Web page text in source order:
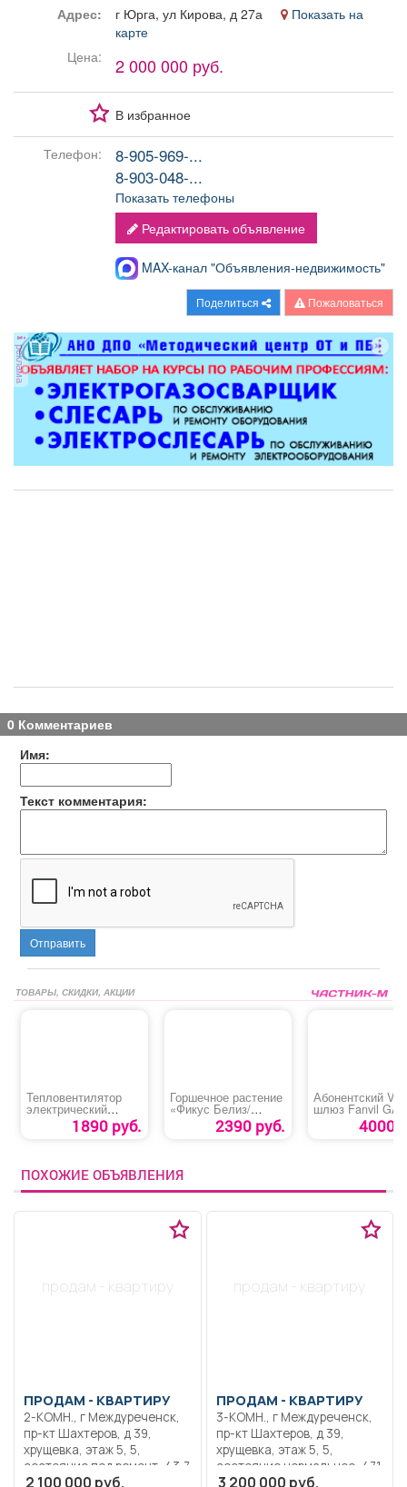
Адрес:
г Юрга, ул Кирова, д 27а
Показать на
карте
Цена:
2 000 000 руб.
В избранное
Телефон:
8-905-969-...
8-903-048-...
Показать телефоны
Редактировать объявление
MAX-канал "Объявления-недвижимость"
Поделиться Пожаловаться
реклама
0 Комментариев
Имя:
Текст комментария:
Отправить
ТОВАРЫ, СКИДКИ, АКЦИИ
Тепловентилятор
электрический
керамический «FHC-
1890 руб.
Горшечное растение
«Фикус Белиз/
Тинеке» 2390 руб.
Абонентский
шлюз Fanvil GA
4000
ПОХОЖИЕ ОБЪЯВЛЕНИЯ
продам - квартиру
ПРОДАМ - КВАРТИРУ
2-КОМН., г Междуреченск,
пр-кт Шахтеров, д 39,
хрущевка, этаж 5, 5,
состояние под ремонт, 43,7
кв.м, 27,5 кв.м, пластиковые
2 100 000 руб.
продам - квартиру
ПРОДАМ - КВАРТИРУ
3-КОМН., г Междуреченск,
пр-кт Шахтеров, д 39,
хрущевка, этаж 5, 5,
состояние нормальное, 47.1
кв.м, 31.1 кв.м, пластиковые
3 200 000 руб.